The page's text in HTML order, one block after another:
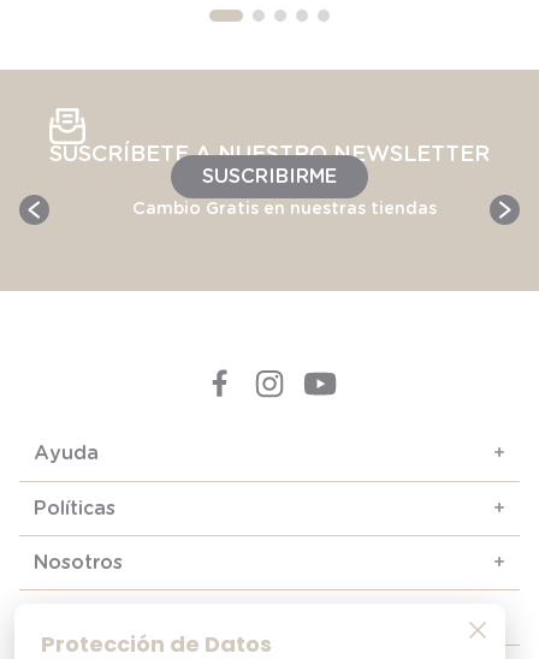
Protección de Datos
SUSCRÍBETE A NUESTRO NEWSLETTER
SUSCRIBIRME
Cambio Gratis en nuestras tiendas
Ayuda +
Políticas +
Nosotros +